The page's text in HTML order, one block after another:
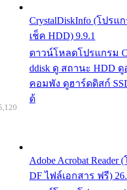
CrystalDiskInfo (โปรแ
เช็ค HDD) 9.9.1
ดาวน์โหลดโปรแกรม
ddisk ดู สถานะ HDD
คอมพัง ดูฮาร์ดดิสก์
ด้
Adobe Acrobat
DF ไฟล์เอกสาร ฟรี)